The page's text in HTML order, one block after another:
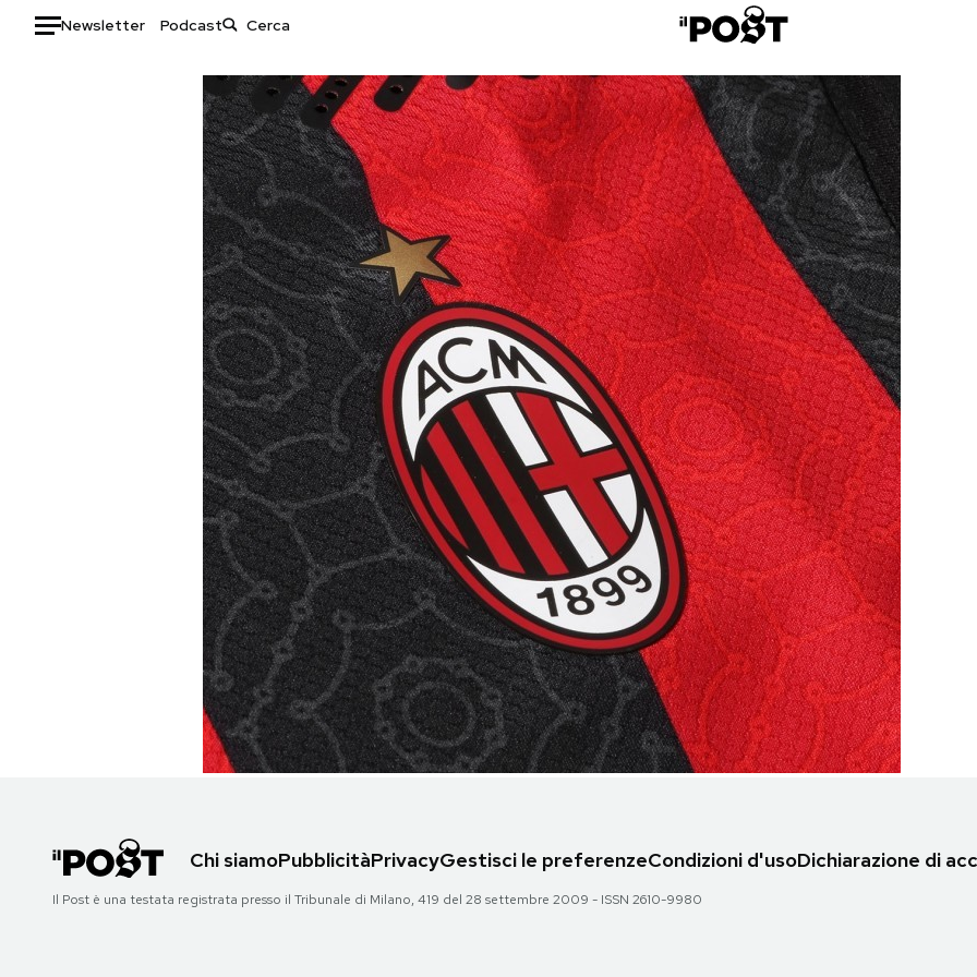
Newsletter Podcast
Auto
Moda
Libri
Consumismi
Storie/Idee
Ok Boomer!
Media
Europa
Altrecose
Mondiali calcio 2026
I MIEI PREFERITI
Chi siamoPubblicitàPrivacyGestisci le preferenzeCondizioni d'usoDichiarazione di
Il Post è una testata registrata presso il Tribunale di Milano, 419 del 28 settembre 2009 - ISSN 2610-9980